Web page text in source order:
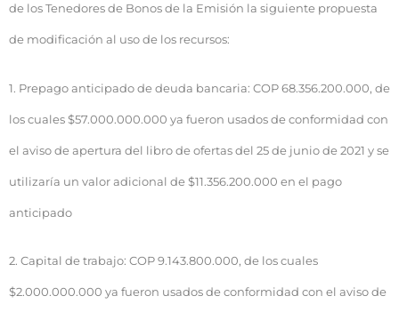
de los Tenedores de Bonos de la Emisión la siguiente propuesta
de modificación al uso de los recursos:
1. Prepago anticipado de deuda bancaria: COP 68.356.200.000, de
los cuales $57.000.000.000 ya fueron usados de conformidad con
el aviso de apertura del libro de ofertas del 25 de junio de 2021 y se
utilizaría un valor adicional de $11.356.200.000 en el pago
anticipado
2. Capital de trabajo: COP 9.143.800.000, de los cuales
$2.000.000.000 ya fueron usados de conformidad con el aviso de